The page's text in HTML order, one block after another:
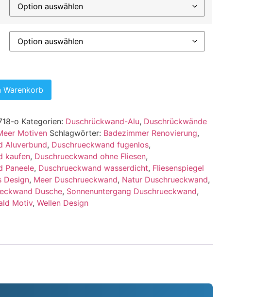
Warenkorb
o Kategorien: Duschrückwand-Alu, Duschrückwände
Motiven Schlagwörter: Badezimmer Renovierung,
Aluverbund, Duschrueckwand fugenlos,
kaufen, Duschrueckwand ohne Fliesen,
Paneele, Duschrueckwand wasserdicht, Fliesenspiegel
Design, Meer Duschrueckwand, Natur Duschrueckwand,
Dusche, Sonnenuntergang Duschrueckwand,
Motiv,Wellen Design